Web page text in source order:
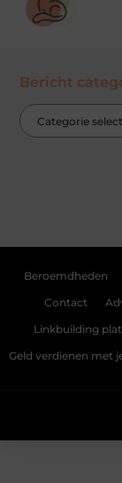
Bericht
Beroemdheden
Contact
Linkbuilding
Geld verdienen met